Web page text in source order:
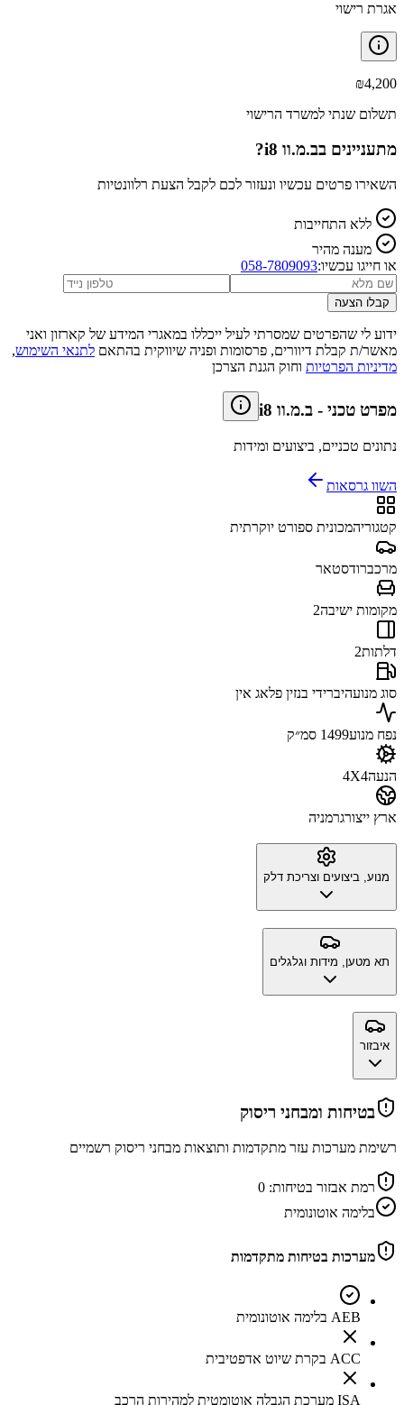
אגרת רישוי
₪4,200
תשלום שנתי למשרד הרישוי
מתעניינים בב.מ.וו i8 ?
השאירו פרטים עכשיו ונעזור לכם לקבל הצעת רלוונטיות
ללא התחייבות
מענה מהיר
או חייגו עכשיו:058-7809093
קבלו הצעה
ידוע לי שהפרטים שמסרתי לעיל ייכללו במאגרי המידע של קארזון ואני
מאשר/ת קבלת דיוורים, פרסומות ופניה שיווקית בהתאם לתנאי השימוש,
מדיניות הפרטיות וחוק הגנת הצרכן
מפרט טכני - ב.מ.וו i8
נתונים טכניים, ביצועים ומידות
השוו גרסאות
קטגוריהמכונית ספורט יוקרתית
מרכברודסטאר
מקומות ישיבה2
דלתות2
סוג מנועהיברידי בנזין פלאג אין
נפח מנוע1499 סמ״ק
הנעה4X4
ארץ ייצורגרמניה
מנוע, ביצועים וצריכת דלק
תא מטען, מידות וגלגלים
איבזור
בטיחות ומבחני ריסוק
רשימת מערכות עזר מתקדמות ותוצאות מבחני ריסוק רשמיים
רמת אבזור בטיחות: 0
בלימה אוטונומית
מערכות בטיחות מתקדמות
AEB בלימה אוטונומית
ACC בקרת שיוט אדפטיבית
ISA מערכת הגבלה אוטומטית למהירות הרכב